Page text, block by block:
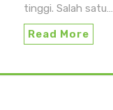
tinggi. Salah satu…
Read More